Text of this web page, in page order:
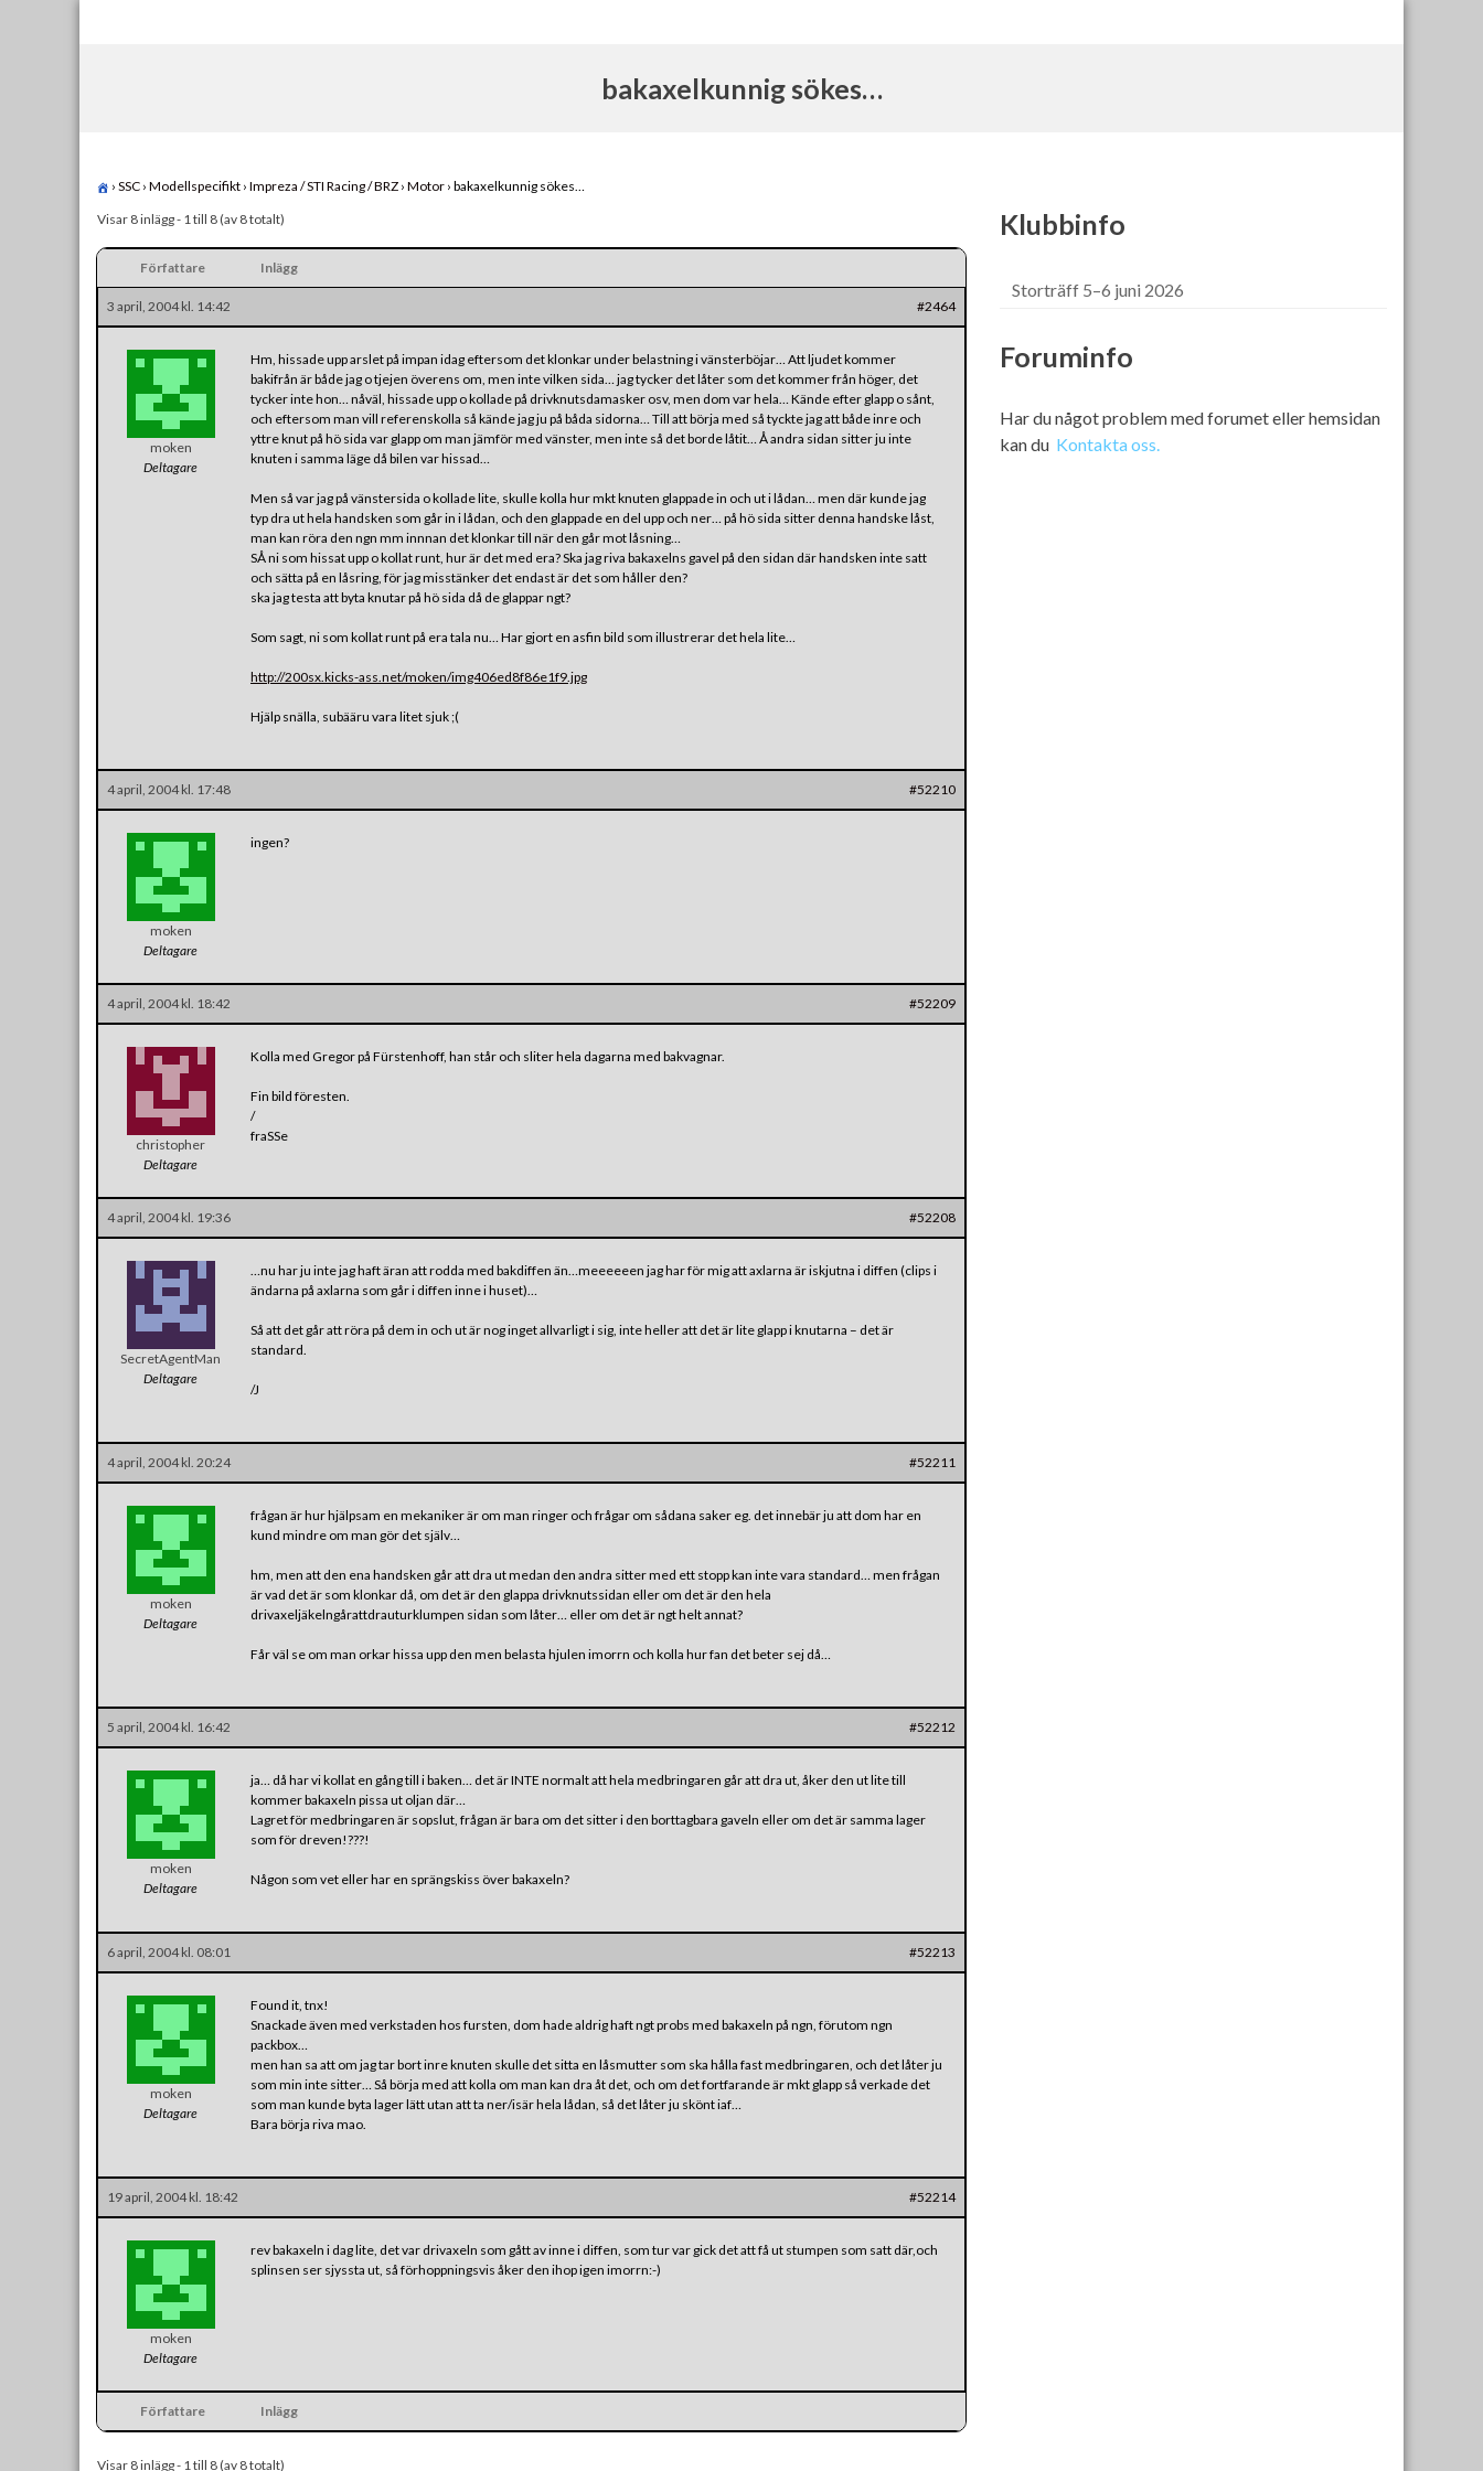
bakaxelkunnig sökes…
› SSC › Modellspecifikt › Impreza / STI Racing / BRZ › Motor › bakaxelkunnig sökes…
Visar 8 inlägg - 1 till 8 (av 8 totalt)
Författare Inlägg
3 april, 2004 kl. 14:42 #2464
moken
Deltagare
Hm, hissade upp arslet på impan idag eftersom det klonkar under belastning i vänsterböjar… Att ljudet kommer
bakifrån är både jag o tjejen överens om, men inte vilken sida… jag tycker det låter som det kommer från höger, det
tycker inte hon… nåväl, hissade upp o kollade på drivknutsdamasker osv, men dom var hela… Kände efter glapp o sånt,
och eftersom man vill referenskolla så kände jag ju på båda sidorna… Till att börja med så tyckte jag att både inre och
yttre knut på hö sida var glapp om man jämför med vänster, men inte så det borde låtit… Å andra sidan sitter ju inte
knuten i samma läge då bilen var hissad…
Men så var jag på vänstersida o kollade lite, skulle kolla hur mkt knuten glappade in och ut i lådan… men där kunde jag
typ dra ut hela handsken som går in i lådan, och den glappade en del upp och ner… på hö sida sitter denna handske låst,
man kan röra den ngn mm innnan det klonkar till när den går mot låsning…
SÅ ni som hissat upp o kollat runt, hur är det med era? Ska jag riva bakaxelns gavel på den sidan där handsken inte satt
och sätta på en låsring, för jag misstänker det endast är det som håller den?
ska jag testa att byta knutar på hö sida då de glappar ngt?
Som sagt, ni som kollat runt på era tala nu… Har gjort en asfin bild som illustrerar det hela lite…
http://200sx.kicks-ass.net/moken/img406ed8f86e1f9.jpg
Hjälp snälla, subääru vara litet sjuk ;(
4 april, 2004 kl. 17:48 #52210
moken
Deltagare
ingen?
4 april, 2004 kl. 18:42 #52209
christopher
Deltagare
Kolla med Gregor på Fürstenhoff, han står och sliter hela dagarna med bakvagnar.
Fin bild föresten.
/
fraSSe
4 april, 2004 kl. 19:36 #52208
SecretAgentMan
Deltagare
…nu har ju inte jag haft äran att rodda med bakdiffen än…meeeeeen jag har för mig att axlarna är iskjutna i diffen (clips i
ändarna på axlarna som går i diffen inne i huset)…
Så att det går att röra på dem in och ut är nog inget allvarligt i sig, inte heller att det är lite glapp i knutarna – det är
standard.
/J
4 april, 2004 kl. 20:24 #52211
moken
Deltagare
frågan är hur hjälpsam en mekaniker är om man ringer och frågar om sådana saker eg. det innebär ju att dom har en
kund mindre om man gör det själv…
hm, men att den ena handsken går att dra ut medan den andra sitter med ett stopp kan inte vara standard… men frågan
är vad det är som klonkar då, om det är den glappa drivknutssidan eller om det är den hela
drivaxeljäkelngårattdrauturklumpen sidan som låter… eller om det är ngt helt annat?
Får väl se om man orkar hissa upp den men belasta hjulen imorrn och kolla hur fan det beter sej då…
5 april, 2004 kl. 16:42 #52212
moken
Deltagare
ja… då har vi kollat en gång till i baken… det är INTE normalt att hela medbringaren går att dra ut, åker den ut lite till
kommer bakaxeln pissa ut oljan där…
Lagret för medbringaren är sopslut, frågan är bara om det sitter i den borttagbara gaveln eller om det är samma lager
som för dreven!???!
Någon som vet eller har en sprängskiss över bakaxeln?
6 april, 2004 kl. 08:01 #52213
moken
Deltagare
Found it, tnx!
Snackade även med verkstaden hos fursten, dom hade aldrig haft ngt probs med bakaxeln på ngn, förutom ngn
packbox…
men han sa att om jag tar bort inre knuten skulle det sitta en låsmutter som ska hålla fast medbringaren, och det låter ju
som min inte sitter… Så börja med att kolla om man kan dra åt det, och om det fortfarande är mkt glapp så verkade det
som man kunde byta lager lätt utan att ta ner/isär hela lådan, så det låter ju skönt iaf…
Bara börja riva mao.
19 april, 2004 kl. 18:42 #52214
moken
Deltagare
rev bakaxeln i dag lite, det var drivaxeln som gått av inne i diffen, som tur var gick det att få ut stumpen som satt där,och
splinsen ser sjyssta ut, så förhoppningsvis åker den ihop igen imorrn:-)
Författare Inlägg
Visar 8 inlägg - 1 till 8 (av 8 totalt)
Klubbinfo
Storträff 5–6 juni 2026
Foruminfo
Har du något problem med forumet eller hemsidan
kan du Kontakta oss.